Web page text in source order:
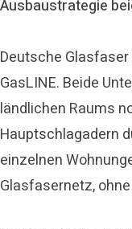
Ausbaustrategie
Deutsche
GasLINE. Beide
ländlichen Raums
Hauptschlagadern
einzelnen
Glasfasernetz,